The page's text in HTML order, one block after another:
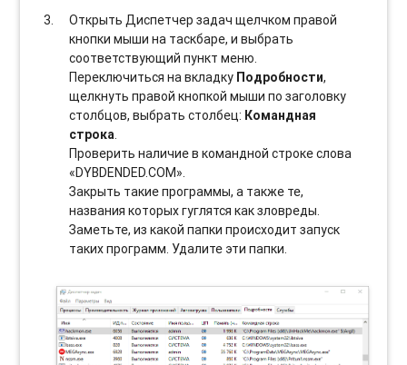
Открыть Диспетчер задач щелчком правой
кнопки мыши на таскбаре, и выбрать
соотвeтствующий пункт меню.
Переключиться на вкладку Подробности,
щелкнуть правой кнопкой мыши по заголовку
столбцов, выбрать столбец: Командная
строка.
Проверить наличие в командной строке слова
«DYBDENDED.COM».
Закрыть такие программы, а также те,
названия которых гуглятся как зловреды.
Заметьте, из какой папки происходит запуск
таких программ. Удалите эти папки.